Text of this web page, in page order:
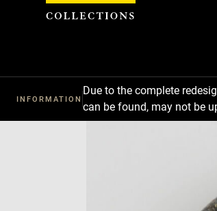
INFORMATION
Due to the complete
can be found, may not be
Cookies management panel